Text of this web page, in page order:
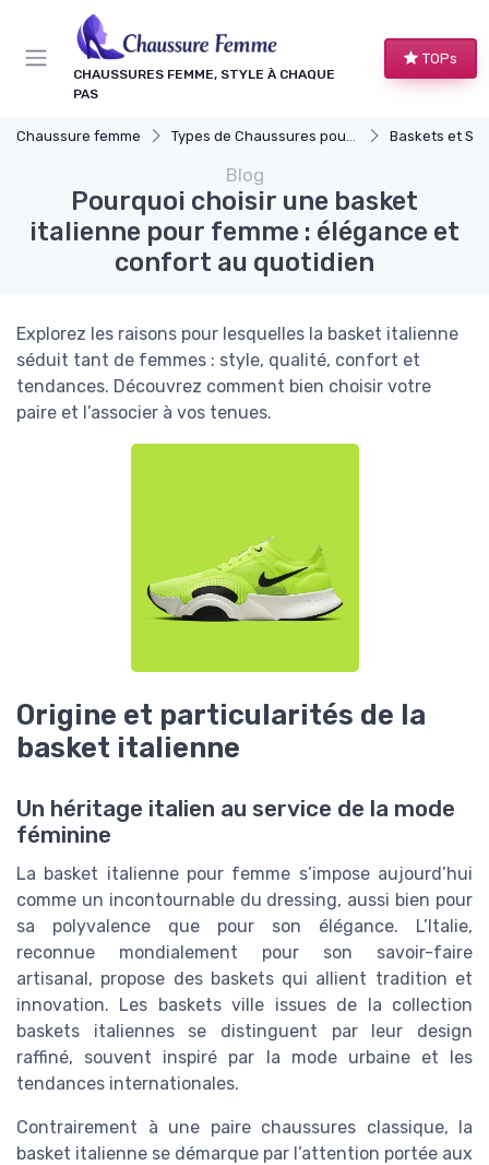
CHAUSSURES FEMME, STYLE À CHAQUE
PAS
TOPs
Chaussure femme Types de Chaussures pour Femmes Baskets et
Blog
Pourquoi choisir une basket
italienne pour femme : élégance et
confort au quotidien
Explorez les raisons pour lesquelles la basket italienne
séduit tant de femmes : style, qualité, confort et
tendances. Découvrez comment bien choisir votre
paire et l’associer à vos tenues.
Origine et particularités de la
basket italienne
Un héritage italien au service de la mode
féminine
La basket italienne pour femme s’impose aujourd’hui
comme un incontournable du dressing, aussi bien pour
sa polyvalence que pour son élégance. L’Italie,
reconnue mondialement pour son savoir-faire
artisanal, propose des baskets qui allient tradition et
innovation. Les baskets ville issues de la collection
baskets italiennes se distinguent par leur design
raffiné, souvent inspiré par la mode urbaine et les
tendances internationales.
Contrairement à une paire chaussures classique, la
basket italienne se démarque par l’attention portée aux
Panneau de gestion des cookies